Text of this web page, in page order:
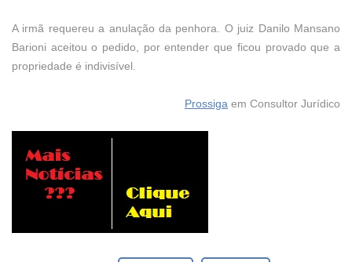
A irmã requereu a anulação da penhora. O juiz Danilo Mansano
Barioni aceitou o pedido, por entender que ficou provado que a
propriedade é indivisível.
Prossiga em Consultor Jurídico